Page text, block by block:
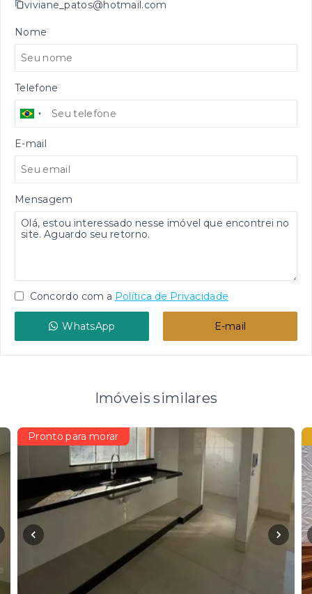
viviane_patos@hotmail.com
Nome
Telefone
E-mail
Mensagem
Concordo com a Política de Privacidade
WhatsApp E-mail
Imóveis similares
Pronto para morar